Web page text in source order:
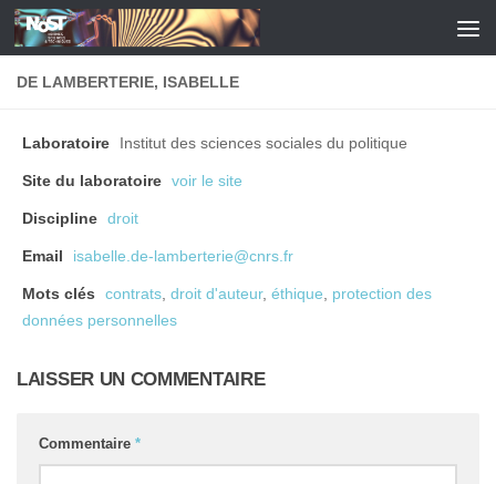
Skip to content
DE LAMBERTERIE, ISABELLE
Laboratoire Institut des sciences sociales du politique
Site du laboratoire voir le site
Discipline droit
Email isabelle.de-lamberterie@cnrs.fr
Mots clés contrats, droit d'auteur, éthique, protection des
données personnelles
LAISSER UN COMMENTAIRE
Commentaire *